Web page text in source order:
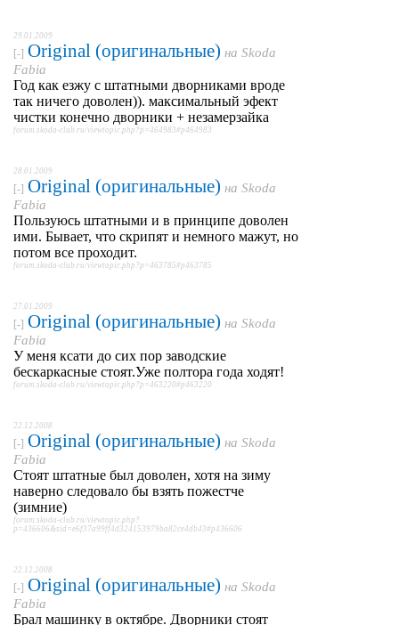
29.01.2009
[-] Original (оригинальные) на Skoda
Fabia
Год как езжу с штатными дворниками вроде
так ничего доволен)). максимальный эфект
чистки конечно дворники + незамерзайка
forum.skoda-club.ru/viewtopic.php?p=464983#p464983
28.01.2009
[-] Original (оригинальные) на Skoda
Fabia
Пользуюсь штатными и в принципе доволен
ими. Бывает, что скрипят и немного мажут, но
потом все проходит.
forum.skoda-club.ru/viewtopic.php?p=463785#p463785
27.01.2009
[-] Original (оригинальные) на Skoda
Fabia
У меня ксати до сих пор заводские
бескаркасные стоят.Уже полтора года ходят!
forum.skoda-club.ru/viewtopic.php?p=463220#p463220
22.12.2008
[-] Original (оригинальные) на Skoda
Fabia
Стоят штатные был доволен, хотя на зиму
наверно следовало бы взять пожестче
(зимние)
forum.skoda-club.ru/viewtopic.php?
p=436606&sid=e6f37a99ff4d324153979ba82ce4db43#p436606
22.12.2008
[-] Original (оригинальные) на Skoda
Fabia
Брал машинку в октябре. Дворники стоят